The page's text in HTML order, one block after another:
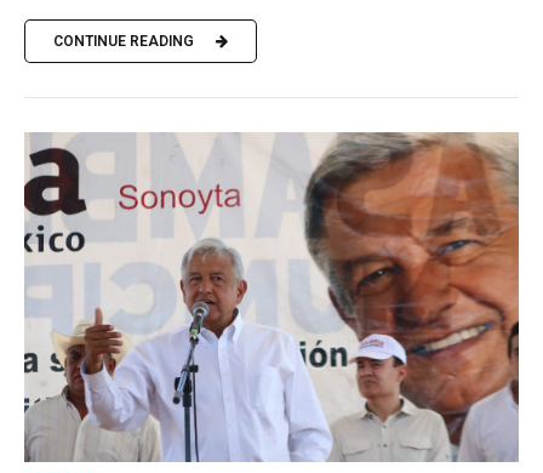
CONTINUE READING